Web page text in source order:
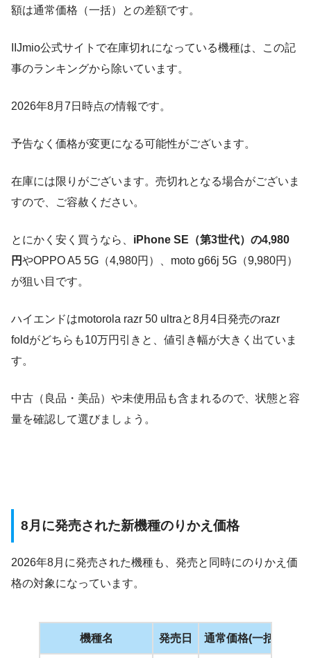
額は通常価格（一括）との差額です。
IIJmio公式サイトで在庫切れになっている機種は、この記
事のランキングから除いています。
2026年8月7日時点の情報です。
予告なく価格が変更になる可能性がございます。
在庫には限りがございます。売切れとなる場合がございま
すので、ご容赦ください。
とにかく安く買うなら、 iPhone SE（第3世代）の4,980
円やOPPO A5 5G（4,980円）、moto g66j 5G（9,980円）
が狙い目です。
ハイエンドはmotorola razr 50 ultraと8月4日発売のrazr
foldがどちらも10万円引きと、値引き幅が大きく出ていま
す。
中古（良品・美品）や未使用品も含まれるので、状態と容
量を確認して選びましょう。
8月に発売された新機種のりかえ価格
2026年8月に発売された機種も、発売と同時にのりかえ価
格の対象になっています。
機種名 発売日 通常価格(一括)